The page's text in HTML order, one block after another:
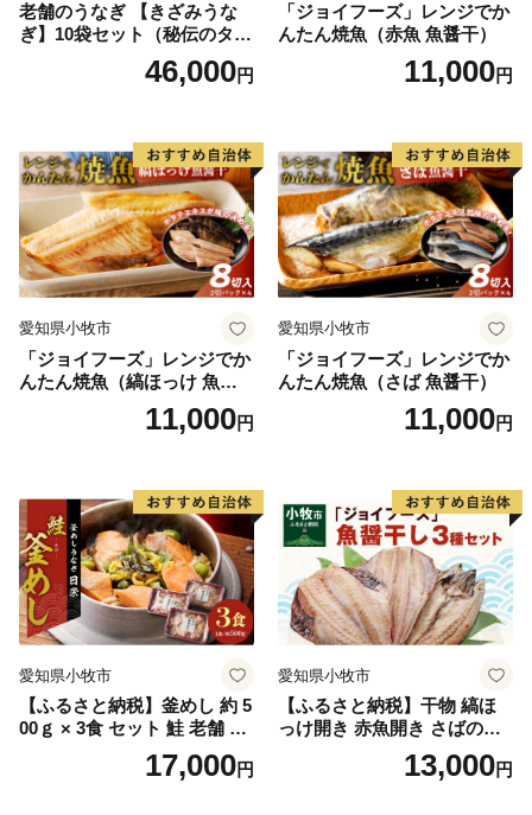
老舗のうなぎ 【きざみうな
ぎ】10袋セット（秘伝のタレ
46,000円
「ジョイフーズ」レンジでか
んたん焼魚（赤魚 魚醤干）
11,000円
愛知県小牧市
「ジョイフーズ」レンジでか
んたん焼魚（縞ほっけ 魚醤
11,000円
愛知県小牧市
「ジョイフーズ」レンジでか
んたん焼魚（さば 魚醤干）
11,000円
愛知県小牧市
【ふるさと納税】釜めし 約 5
00ｇ × 3食 セット 鮭 老舗 急
速冷凍 レンチン 時短 簡単調
理 食品 加工品 海鮮 手作り
17,000円
愛知県小牧市
【ふるさと納税】干物 縞ほ
っけ開き 赤魚開き さばの開
き 魚醤干し 3種 セット 詰め
合わせ 魚 おかず 肉厚 おいし
13,000円